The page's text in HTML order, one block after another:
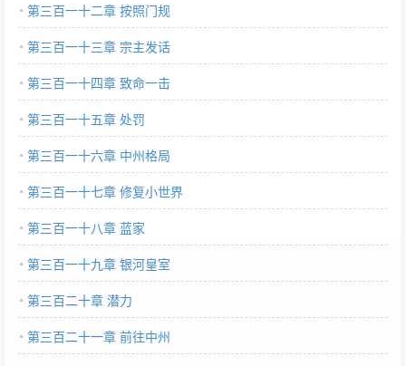
第三百一十二章 按照门规
第三百一十三章 宗主发话
第三百一十四章 致命一击
第三百一十五章 处罚
第三百一十六章 中州格局
第三百一十七章 修复小世界
第三百一十八章 蓝家
第三百一十九章 银河皇室
第三百二十章 潜力
第三百二十一章 前往中州